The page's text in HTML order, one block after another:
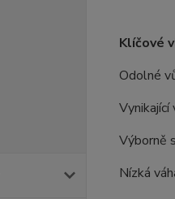
Klíčové
Odolné
Vynikající
Výborně
Nízká